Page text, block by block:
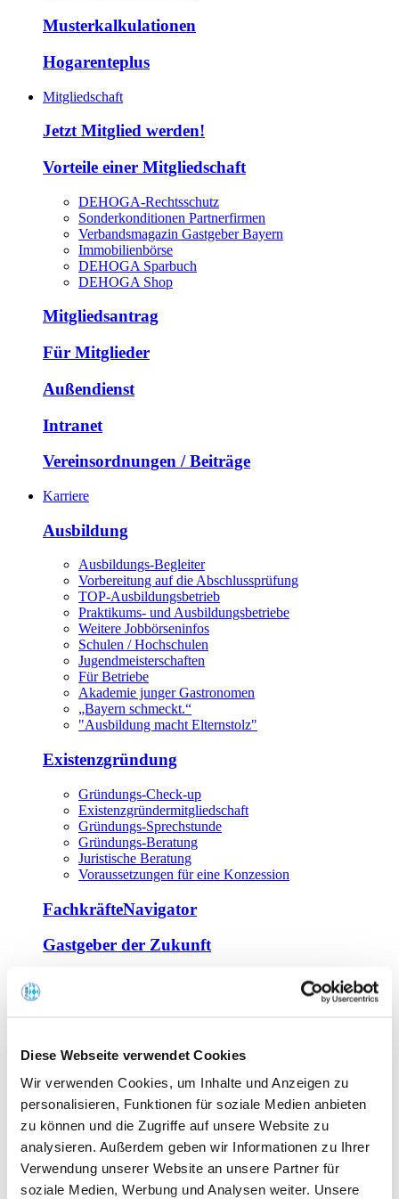
Diese Webseite verwendet Cookies
Wir verwenden Cookies, um Inhalte und Anzeigen zu
personalisieren, Funktionen für soziale Medien anbieten
zu können und die Zugriffe auf unsere Website zu
analysieren. Außerdem geben wir Informationen zu Ihrer
Verwendung unserer Website an unsere Partner für
soziale Medien, Werbung und Analysen weiter. Unsere
Musterkalkulationen
Hogarenteplus
Mitgliedschaft
Jetzt Mitglied werden!
Vorteile einer Mitgliedschaft
DEHOGA-Rechtsschutz
Sonderkonditionen Partnerfirmen
Verbandsmagazin Gastgeber Bayern
Immobilienbörse
DEHOGA Sparbuch
DEHOGA Shop
Mitgliedsantrag
Für Mitglieder
Außendienst
Intranet
Vereinsordnungen / Beiträge
Karriere
Ausbildung
Ausbildungs-Begleiter
Vorbereitung auf die Abschlussprüfung
TOP-Ausbildungsbetrieb
Praktikums- und Ausbildungsbetriebe
Weitere Jobbörseninfos
Schulen / Hochschulen
Jugendmeisterschaften
Für Betriebe
Akademie junger Gastronomen
„Bayern schmeckt.“
"Ausbildung macht Elternstolz"
Existenzgründung
Gründungs-Check-up
Existenzgründermitgliedschaft
Gründungs-Sprechstunde
Gründungs-Beratung
Juristische Beratung
Voraussetzungen für eine Konzession
FachkräfteNavigator
Gastgeber der Zukunft
Offene Seminare
Tagen im Palais
Wirte-und Unternehmerbrief
Lernplattform BOUNTI
Partner
Branchennahe Organisationen